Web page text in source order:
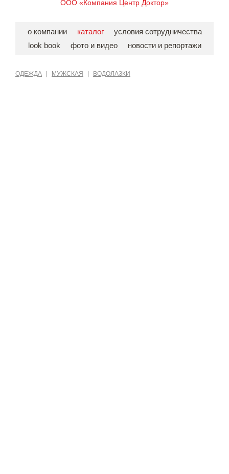
ООО «Компания Центр Доктор»
о компании каталог
условия сотрудничества
look book
фото и видео новости и репортажи
ОДЕЖДА МУЖСКАЯ ВОДОЛАЗКИ